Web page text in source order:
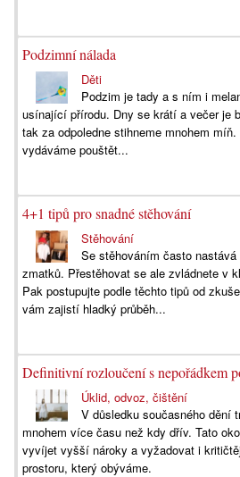
Podzimní nálada
Děti
Podzim je tady a s ním i
usínající přírodu. Dny se krátí a večer je
tak za odpoledne stihneme mnohem
vydáváme pouštět...
4+1 tipů pro snadné stěhování
Stěhování
Se stěhováním často
zmatků. Přestěhovat se ale zvládnete v
Pak postupujte podle těchto tipů od
vám zajistí hladký průběh...
Definitivní rozloučení s nepořádkem
Úklid, odvoz, čištění
V důsledku současného dění
mnohem více času než kdy dřív. Tato
vyvíjet vyšší nároky a vyžadovat i
prostoru, který obýváme.